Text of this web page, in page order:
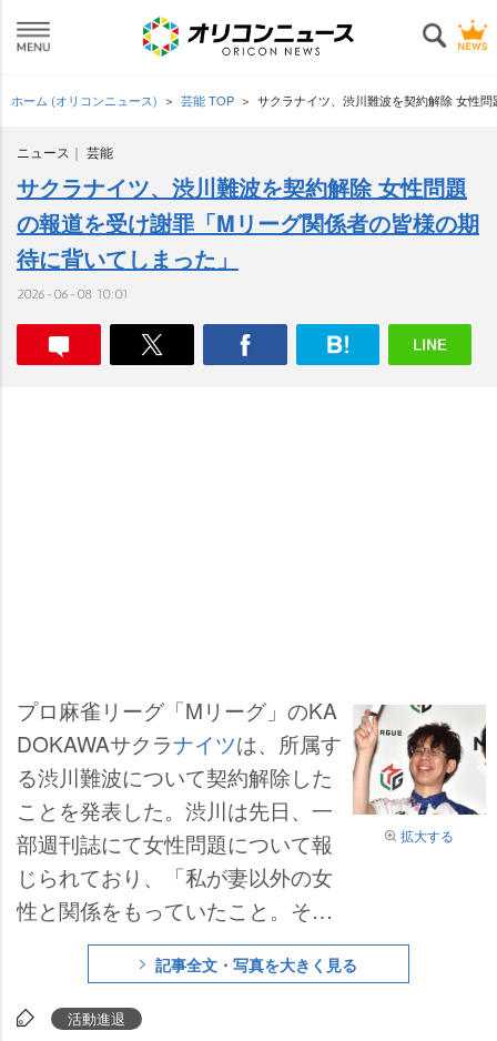
ホーム (オリコンニュース) 芸能 TOP サクラナイツ、渋川難波を契約解除 女性
ニュース 芸能
サクラナイツ、渋川難波を契約解除 女性問題
の報道を受け謝罪「Mリーグ関係者の皆様の期
待に背いてしまった」
2026-06-08 10:01
拡大する
プロ麻雀リーグ「Mリーグ」のKA
DOKAWAサクラナイツは、所属す
る渋川難波について契約解除した
ことを発表した。渋川は先日、一
部週刊誌にて女性問題について報
じられており、「私が妻以外の女
性と関係をもっていたこと。それ
は2022年10月から最近ごろまで
続いていたこと」などと騒動を受
け活動を自粛していた。
記事全文・写真を大きく見る
活動進退